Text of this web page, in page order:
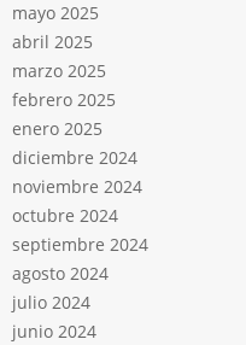
mayo 2025
abril 2025
marzo 2025
febrero 2025
enero 2025
diciembre 2024
noviembre 2024
octubre 2024
septiembre 2024
agosto 2024
julio 2024
junio 2024